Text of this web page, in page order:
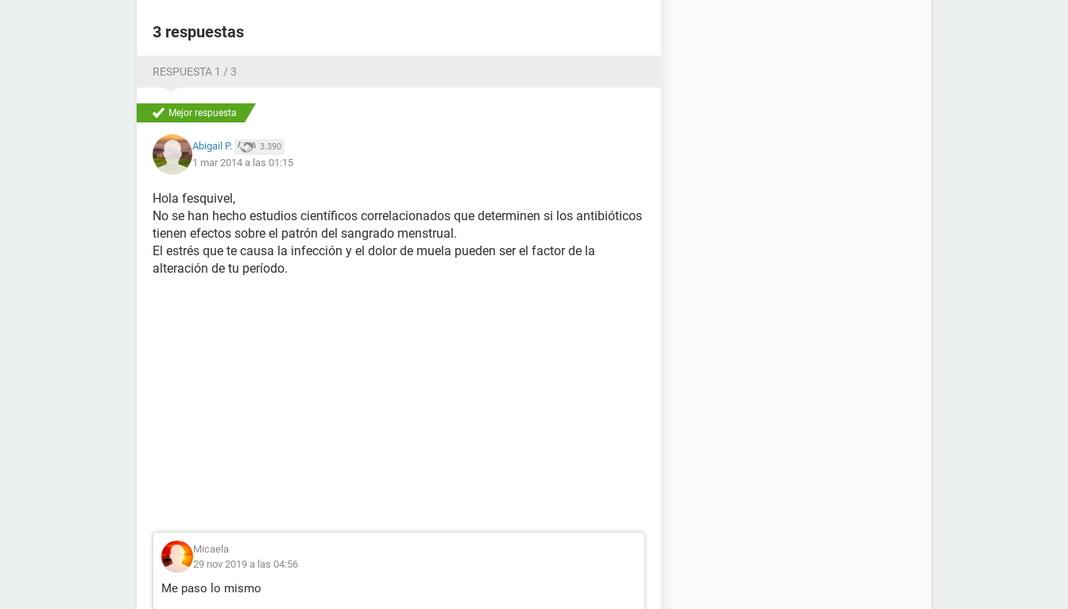
3 respuestas
RESPUESTA 1 / 3
Mejor respuesta
Abigail P. 3.390
1 mar 2014 a las 01:15
Hola fesquivel,
No se han hecho estudios científicos correlacionados que determinen si los antibióticos
tienen efectos sobre el patrón del sangrado menstrual.
El estrés que te causa la infección y el dolor de muela pueden ser el factor de la
alteración de tu período.
Micaela
29 nov 2019 a las 04:56
Me paso lo mismo